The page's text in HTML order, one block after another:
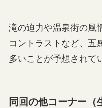
滝の迫力や温泉街の風
コントラストなど、五
多いことが予想されて
同回の他コーナー（